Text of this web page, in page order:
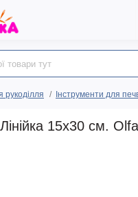
рукоділля Інструменти для
15х30 см. Olfa